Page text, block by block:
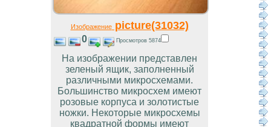
Изображениеpicture(31032)
0 Просмотров 5874
На изображении представлен
зеленый ящик, заполненный
различными микросхемами.
Большинство микросхем имеют
розовые корпуса и золотистые
ножки. Некоторые микросхемы
квадратной формы имеют